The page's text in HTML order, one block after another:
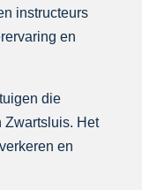
instructeurs
en
die
Zwartsluis. Het
en